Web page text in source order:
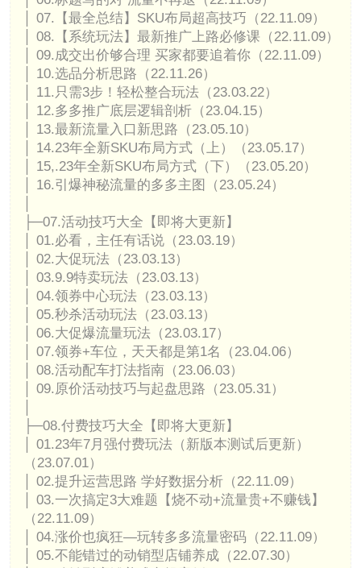
│ 07.【最全总结】SKU布局超高技巧（22.11.09）
│ 08.【系统玩法】最新推广上路必修课（22.11.09）
│ 09.成交出价够合理 买家都要追着你（22.11.09）
│ 10.选品分析思路（22.11.26）
│ 11.只需3步！轻松整合玩法（23.03.22）
│ 12.多多推广底层逻辑剖析（23.04.15）
│ 13.最新流量入口新思路（23.05.10）
│ 14.23年全新SKU布局方式（上）（23.05.17）
│ 15,.23年全新SKU布局方式（下）（23.05.20）
│ 16.引爆神秘流量的多多主图（23.05.24）
├─07.活动技巧大全【即将大更新】
│ 01.必看，主任有话说（23.03.19）
│ 02.大促玩法（23.03.13）
│ 03.9.9特卖玩法（23.03.13）
│ 04.领券中心玩法（23.03.13）
│ 05.秒杀活动玩法（23.03.13）
│ 06.大促爆流量玩法（23.03.17）
│ 07.领券+车位，天天都是第1名（23.04.06）
│ 08.活动配车打法指南（23.06.03）
│ 09.原价活动技巧与起盘思路（23.05.31）
├─08.付费技巧大全【即将大更新】
│ 01.23年7月强付费玩法（新版本测试后更新）
（23.07.01）
│ 02.提升运营思路 学好数据分析（22.11.09）
│ 03.一次搞定3大难题【烧不动+流量贵+不赚钱】
（22.11.09）
│ 04.涨价也疯狂—玩转多多流量密码（22.11.09）
│ 05.不能错过的动销型店铺养成（22.07.30）